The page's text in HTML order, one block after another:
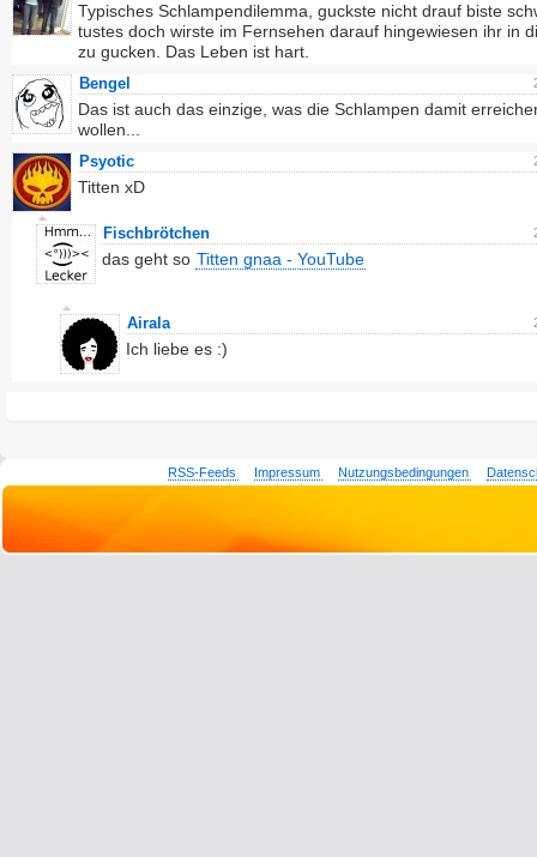
Typisches Schlampendilemma, guckste nicht drauf biste
tustes doch wirste im Fernsehen darauf hingewiesen ihr in
zu gucken. Das Leben ist hart.
Bengel
Das ist auch das einzige, was die Schlampen damit
wollen...
Psyotic
Titten xD
Fischbrötchen
das geht so Titten gnaa - YouTube
Airala
Ich liebe es :)
RSS-Feeds Impressum Nutzungsbedingungen